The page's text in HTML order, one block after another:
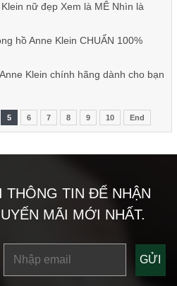
nữ đẹp Xem là MÊ Nhìn là
hồ Anne Klein CHUẨN 100%
Klein chính hãng dành cho bạn
5 6 7 8 9 10 End
THÔNG TIN ĐỂ NHẬN
MÃI MỚI NHẤT.